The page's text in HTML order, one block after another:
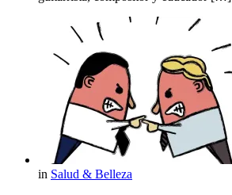
in Salud & Belleza